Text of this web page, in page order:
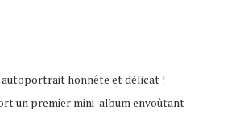
autoportrait honnête et délicat !
un premier mini-album envoûtant